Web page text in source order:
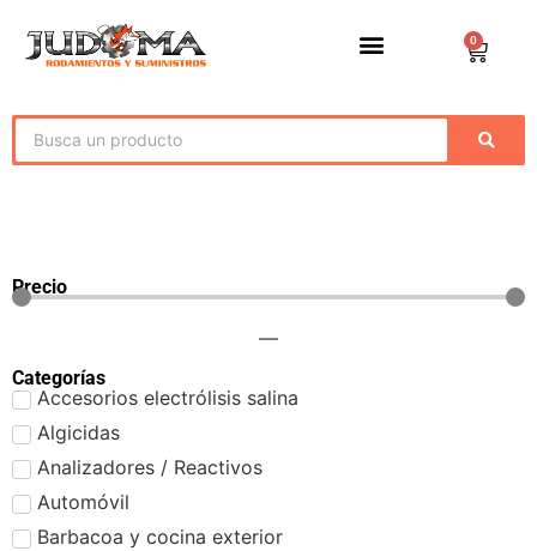
0
Precio
—
Categorías
Accesorios electrólisis salina
Algicidas
Analizadores / Reactivos
Automóvil
Barbacoa y cocina exterior